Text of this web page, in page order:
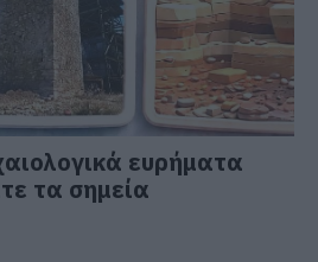
ευρήματα
τα σημεία